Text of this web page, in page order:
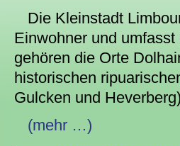
Die Kleinstadt
Einwohner und
gehören die Orte
historischen
Gulcken und
(mehr …)